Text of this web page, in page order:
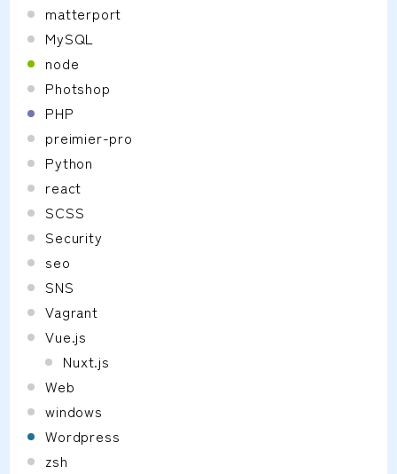
matterport
MySQL
node
Photshop
PHP
preimier-pro
Python
react
SCSS
Security
seo
SNS
Vagrant
Vue.js
Nuxt.js
Web
windows
Wordpress
zsh